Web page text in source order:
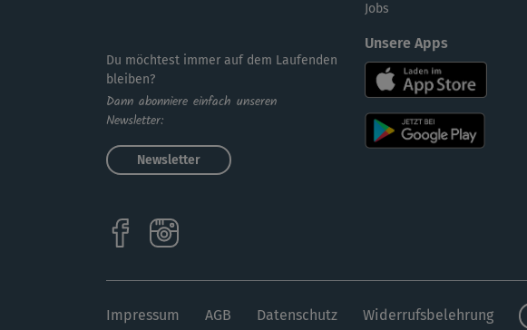
Du möchtest immer auf dem Laufenden
bleiben?
Dann abonniere einfach unseren
Newsletter:
Newsletter
Jobs
Unsere Apps
Impressum AGB Datenschutz Widerrufsbelehrung